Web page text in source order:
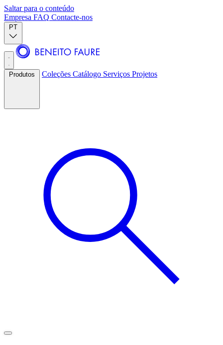
Saltar para o conteúdo
Empresa FAQ Contacte-nos
PT
Produtos Coleções Catálogo Serviços Projetos